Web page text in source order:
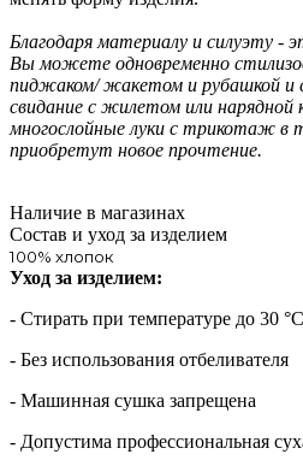
Благодаря материалу и силуэту -
Вы можете одновременно
пиджаком/ жакетом и рубашкой и
свидание с жилетом или
многослойные луки с трикотаж
приобретут новое прочтение.
Наличие в магазинах
Состав и уход за изделием
100% хлопок
Уход за изделием:
- Стирать при температуре до 30 °С
- Без использования отбеливателя
- Машинная сушка запрещена
- Допустима профессиональная